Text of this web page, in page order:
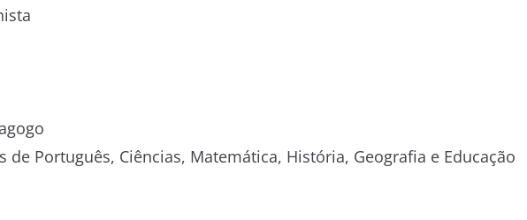
de Português, Ciências, Matemática, História, Geografia e Educação